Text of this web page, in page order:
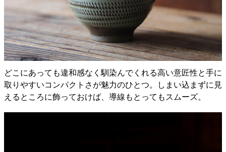
どこにあっても違和感なく馴染んでくれる高い意匠性と手に
取りやすいコンパクトさが魅力のひとつ。しまい込まずに見
えるところに飾っておけば、導線もとってもスムーズ。